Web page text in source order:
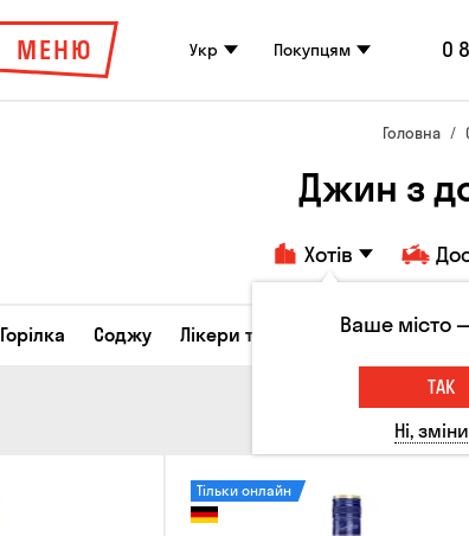
МЕНЮ Укр Покупцям 0
Головна
Джин з
Хотів
Горілка Соджу Лікери та настоянки Коньяки
Тільки онлайн
Ваше місто
ТАК
Ні,